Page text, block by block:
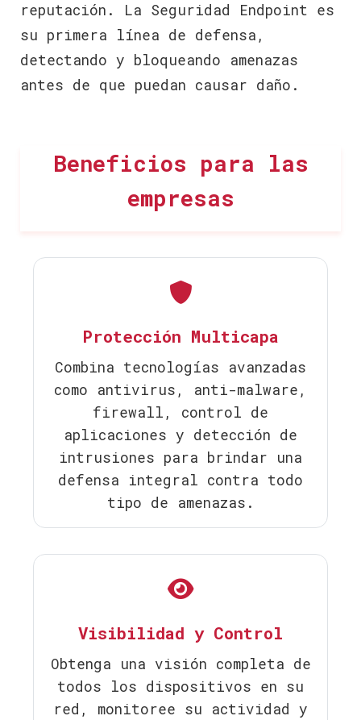
reputación. La Seguridad Endpoint es
su primera línea de defensa,
detectando y bloqueando amenazas
antes de que puedan causar daño.
Beneficios para las
empresas
Protección Multicapa
Combina tecnologías avanzadas
como antivirus, anti-malware,
firewall, control de
aplicaciones y detección de
intrusiones para brindar una
defensa integral contra todo
tipo de amenazas.
Visibilidad y Control
Obtenga una visión completa de
todos los dispositivos en su
red, monitoree su actividad y